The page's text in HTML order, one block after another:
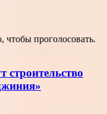
чтобы проголосовать.